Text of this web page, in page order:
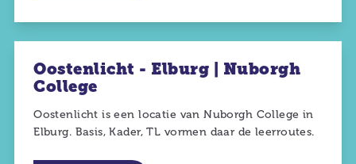
Oostenlicht - Elburg | Nuborgh
College
Oostenlicht is een locatie van Nuborgh College in
Elburg. Basis, Kader, TL vormen daar de leerroutes.